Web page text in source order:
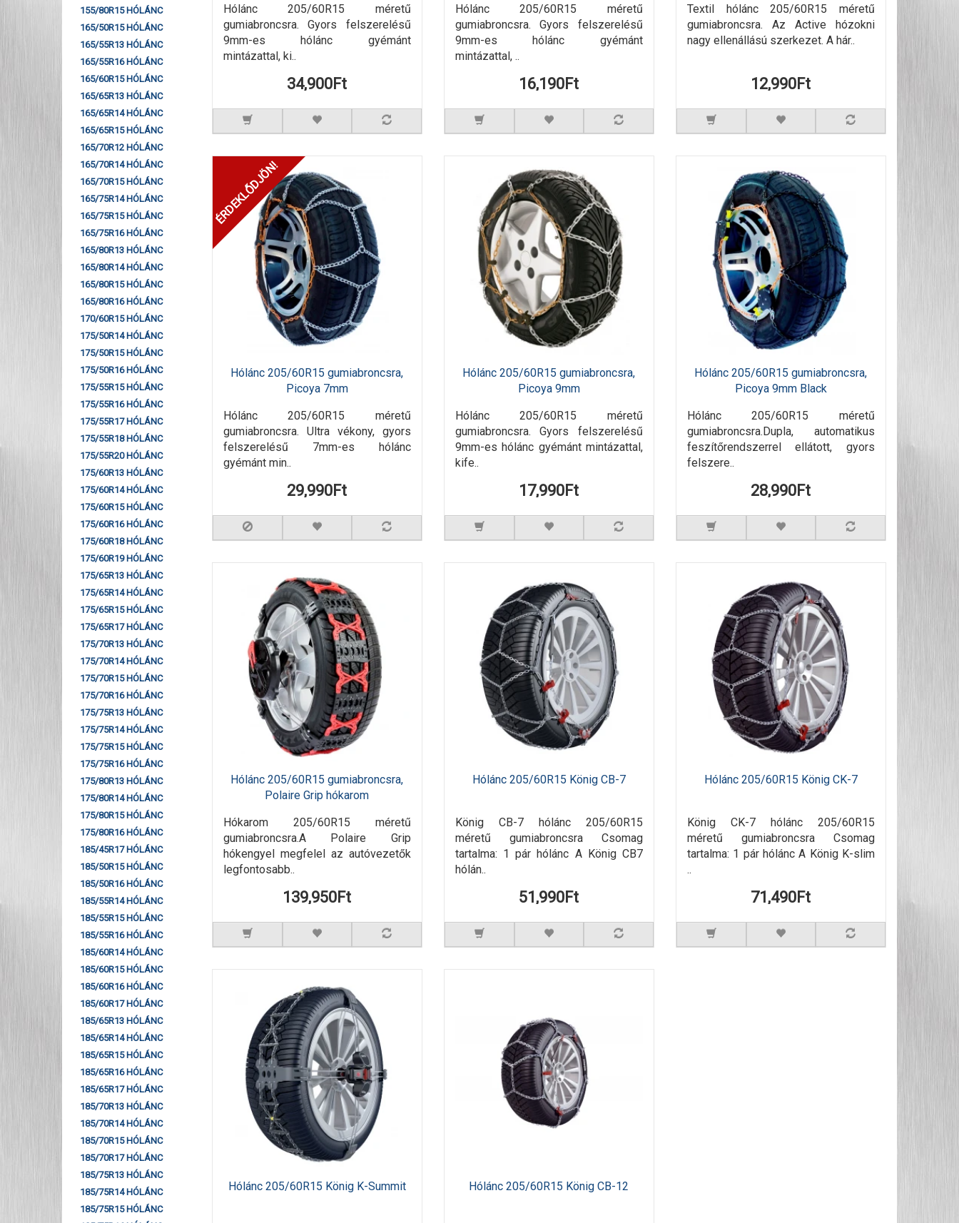
155/80R15 HÓLÁNC
165/50R15 HÓLÁNC
165/55R13 HÓLÁNC
165/55R16 HÓLÁNC
165/60R15 HÓLÁNC
165/65R13 HÓLÁNC
165/65R14 HÓLÁNC
165/65R15 HÓLÁNC
165/70R12 HÓLÁNC
165/70R14 HÓLÁNC
165/70R15 HÓLÁNC
165/75R14 HÓLÁNC
165/75R15 HÓLÁNC
165/75R16 HÓLÁNC
165/80R13 HÓLÁNC
165/80R14 HÓLÁNC
165/80R15 HÓLÁNC
165/80R16 HÓLÁNC
170/60R15 HÓLÁNC
175/50R14 HÓLÁNC
175/50R15 HÓLÁNC
175/50R16 HÓLÁNC
175/55R15 HÓLÁNC
175/55R16 HÓLÁNC
175/55R17 HÓLÁNC
175/55R18 HÓLÁNC
175/55R20 HÓLÁNC
175/60R13 HÓLÁNC
175/60R14 HÓLÁNC
175/60R15 HÓLÁNC
175/60R16 HÓLÁNC
175/60R18 HÓLÁNC
175/60R19 HÓLÁNC
175/65R13 HÓLÁNC
175/65R14 HÓLÁNC
175/65R15 HÓLÁNC
175/65R17 HÓLÁNC
175/70R13 HÓLÁNC
175/70R14 HÓLÁNC
175/70R15 HÓLÁNC
175/70R16 HÓLÁNC
175/75R13 HÓLÁNC
175/75R14 HÓLÁNC
175/75R15 HÓLÁNC
175/75R16 HÓLÁNC
175/80R13 HÓLÁNC
175/80R14 HÓLÁNC
175/80R15 HÓLÁNC
175/80R16 HÓLÁNC
185/45R17 HÓLÁNC
185/50R15 HÓLÁNC
185/50R16 HÓLÁNC
185/55R14 HÓLÁNC
185/55R15 HÓLÁNC
185/55R16 HÓLÁNC
185/60R14 HÓLÁNC
185/60R15 HÓLÁNC
185/60R16 HÓLÁNC
185/60R17 HÓLÁNC
185/65R13 HÓLÁNC
185/65R14 HÓLÁNC
185/65R15 HÓLÁNC
185/65R16 HÓLÁNC
185/65R17 HÓLÁNC
185/70R13 HÓLÁNC
185/70R14 HÓLÁNC
185/70R15 HÓLÁNC
185/70R17 HÓLÁNC
185/75R13 HÓLÁNC
185/75R14 HÓLÁNC
185/75R15 HÓLÁNC
Hólánc 205/60R15 méretű
gumiabroncsra. Gyors felszerelésű
9mm-es hólánc gyémánt
mintázattal, ki..
34,900Ft
Hólánc 205/60R15 méretű
gumiabroncsra. Gyors felszerelésű
9mm-es hólánc gyémánt
mintázattal, ..
16,190Ft
Textil hólánc 205/60R15 méretű
gumiabroncsra. Az Active hózokni
nagy ellenállású szerkezet. A hár..
12,990Ft
ÉRDEKLŐDJÖN!
Hólánc 205/60R15 gumiabroncsra,
Picoya 7mm
Hólánc 205/60R15 méretű
gumiabroncsra. Ultra vékony, gyors
felszerelésű 7mm-es hólánc
gyémánt min..
29,990Ft
Hólánc 205/60R15 gumiabroncsra,
Picoya 9mm
Hólánc 205/60R15 méretű
gumiabroncsra. Gyors felszerelésű
9mm-es hólánc gyémánt mintázattal,
kife..
17,990Ft
Hólánc 205/60R15 gumiabroncsra,
Picoya 9mm Black
Hólánc 205/60R15 méretű
gumiabroncsra.Dupla, automatikus
feszítőrendszerrel ellátott, gyors
felszere..
28,990Ft
Hólánc 205/60R15 gumiabroncsra,
Polaire Grip hókarom
Hókarom 205/60R15 méretű
gumiabroncsra.A Polaire Grip
hókengyel megfelel az autóvezetők
legfontosabb..
139,950Ft
Hólánc 205/60R15 König CB-7
König CB-7 hólánc 205/60R15
méretű gumiabroncsra Csomag
tartalma: 1 pár hólánc A König CB7
hólán..
51,990Ft
Hólánc 205/60R15 König CK-7
König CK-7 hólánc 205/60R15
méretű gumiabroncsra Csomag
tartalma: 1 pár hólánc A König K-slim
..
71,490Ft
Hólánc 205/60R15 König K-Summit Hólánc 205/60R15 König CB-12